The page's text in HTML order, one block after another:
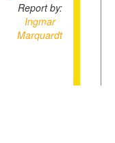
Report by:
Ingmar
Marquardt